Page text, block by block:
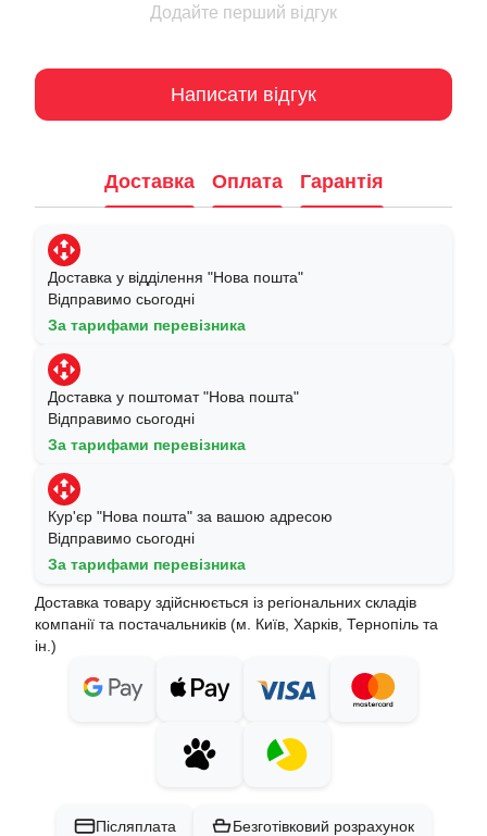
Додайте перший відгук
Написати відгук
Доставка Оплата Гарантія
Доставка у відділення "Нова пошта"
Відправимо сьогодні
За тарифами перевізника
Доставка у поштомат "Нова пошта"
Відправимо сьогодні
За тарифами перевізника
Кур'єр "Нова пошта" за вашою адресою
Відправимо сьогодні
За тарифами перевізника
Доставка товару здійснюється із регіональних складів
компанії та постачальників (м. Київ, Харків, Тернопіль та
ін.)
Післяплата Безготівковий розрахунок